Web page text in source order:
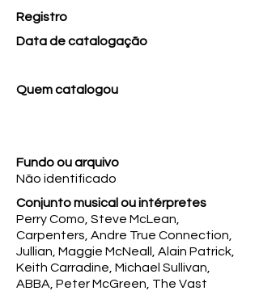
Registro
Data de catalogação
Quem catalogou
Fundo ou arquivo
Não identificado
Conjunto musical ou intérpretes
Perry Como, Steve McLean,
Carpenters, Andre True Connection,
Jullian, Maggie McNeall, Alain Patrick,
Keith Carradine, Michael Sullivan,
ABBA, Peter McGreen, The Vast